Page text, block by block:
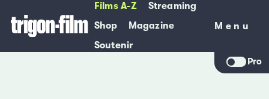
Films A-Z
Streaming
Shop
Magazine
Soutenir
Menu
Menu
Pro